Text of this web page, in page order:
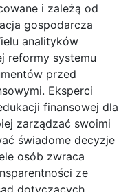
i zależą od
gospodarcza
analityków
reformy systemu
przed
Eksperci
finansowej dla
zarządzać swoimi
świadome decyzje
osób zwraca
ze